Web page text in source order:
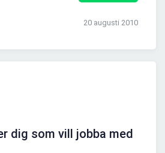
20 augusti 2010
dig som vill jobba med